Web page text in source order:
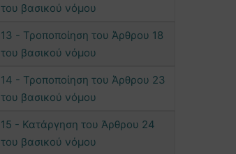
του βασικού νόμου
13 - Τροποποίηση του Άρθρου 18
του βασικού νόμου
14 - Τροποποίηση του Άρθρου 23
του βασικού νόμου
15 - Κατάργηση του Άρθρου 24
του βασικού νόμου